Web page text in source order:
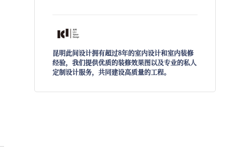
昆明此间设计拥有超过8年的室内设计和室内装修
经验，我们提供优质的装修效果图以及专业的私人
定制设计服务，共同建设高质量的工程。